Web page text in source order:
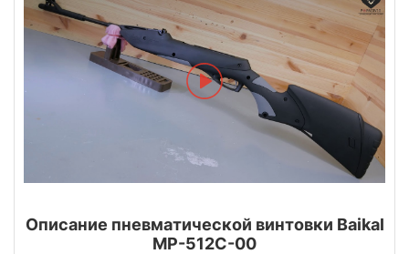
Описание пневматической винтовки Baikal
МР-512С-00